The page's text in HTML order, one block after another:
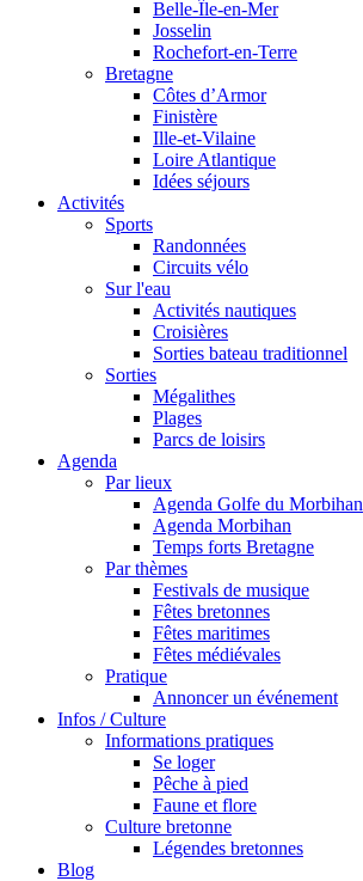
Belle-Île-en-Mer
Josselin
Rochefort-en-Terre
Bretagne
Côtes d’Armor
Finistère
Ille-et-Vilaine
Loire Atlantique
Idées séjours
Activités
Sports
Randonnées
Circuits vélo
Sur l'eau
Activités nautiques
Croisières
Sorties bateau traditionnel
Sorties
Mégalithes
Plages
Parcs de loisirs
Agenda
Par lieux
Agenda Golfe du Morbihan
Agenda Morbihan
Temps forts Bretagne
Par thèmes
Festivals de musique
Fêtes bretonnes
Fêtes maritimes
Fêtes médiévales
Pratique
Annoncer un événement
Infos / Culture
Informations pratiques
Se loger
Pêche à pied
Faune et flore
Culture bretonne
Légendes bretonnes
Blog